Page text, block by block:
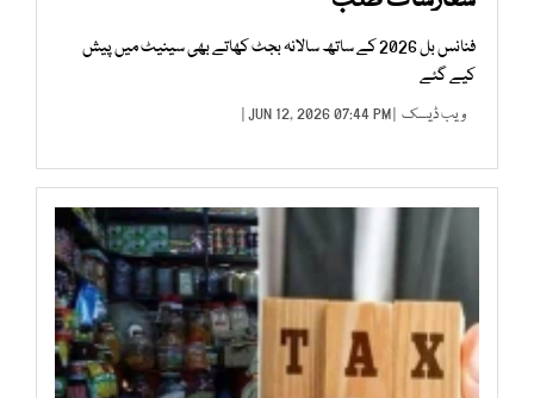
فنانس بل 2026 کے ساتھ سالانہ بجٹ کھاتے بھی سینیٹ میں پیش
کیے گئے
ویب ڈیسک | JUN 12, 2026 07:44 PM |